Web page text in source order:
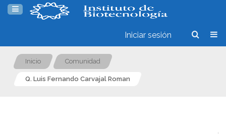
Iniciar sesión
Inicio Comunidad
Q. Luis Fernando Carvajal Roman